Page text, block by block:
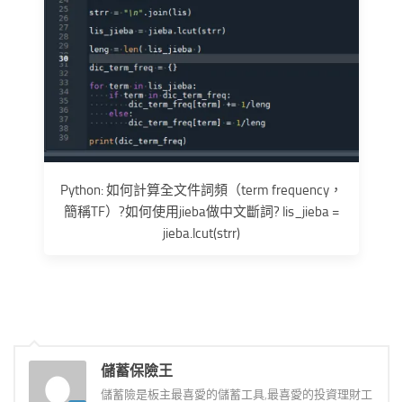
Python: 如何計算全文件詞頻（term frequency，
簡稱TF）?如何使用jieba做中文斷詞? lis_jieba =
jieba.lcut(strr)
儲蓄保險王
儲蓄險是板主最喜愛的儲蓄工具,最喜愛的投資理財工